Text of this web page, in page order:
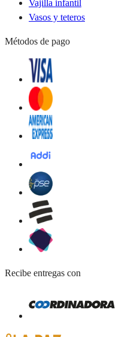
Vajilla infantil
Vasos y teteros
Métodos de pago
Recibe entregas con